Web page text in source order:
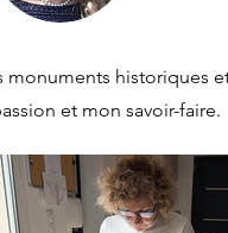
historiques
et mon savoir-faire.